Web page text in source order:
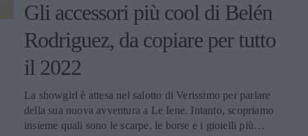
Gli accessori più cool di Belén
Rodriguez, da copiare per tutto
il 2022
La showgirl è attesa nel salotto di Verissimo per parlare
della sua nuova avventura a Le Iene. Intanto, scopriamo
insieme quali sono le scarpe, le borse e i gioielli più